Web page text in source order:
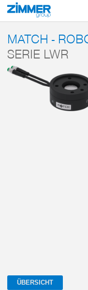
Start Produkte
MATCH -
SERIE LWR
ÜBERSICHT